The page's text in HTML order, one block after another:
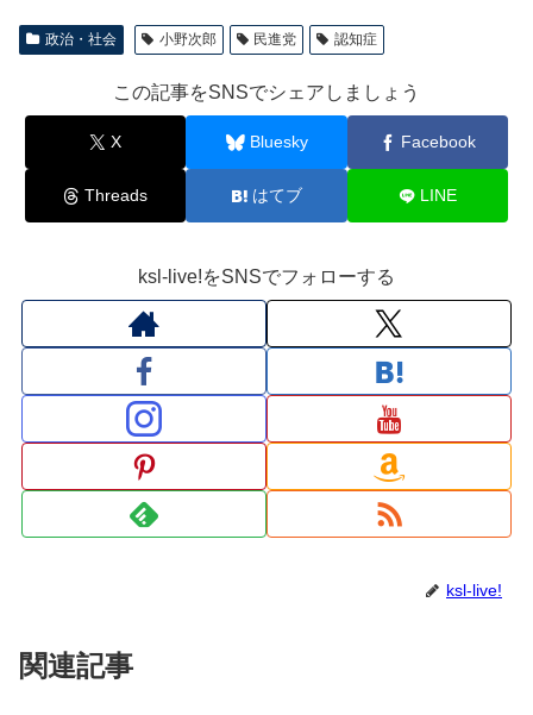
政治・社会 小野次郎 民進党 認知症
この記事をSNSでシェアしましょう
X Bluesky Facebook
Threads はてブ LINE
ksl-live!をSNSでフォローする
ksl-live!
関連記事